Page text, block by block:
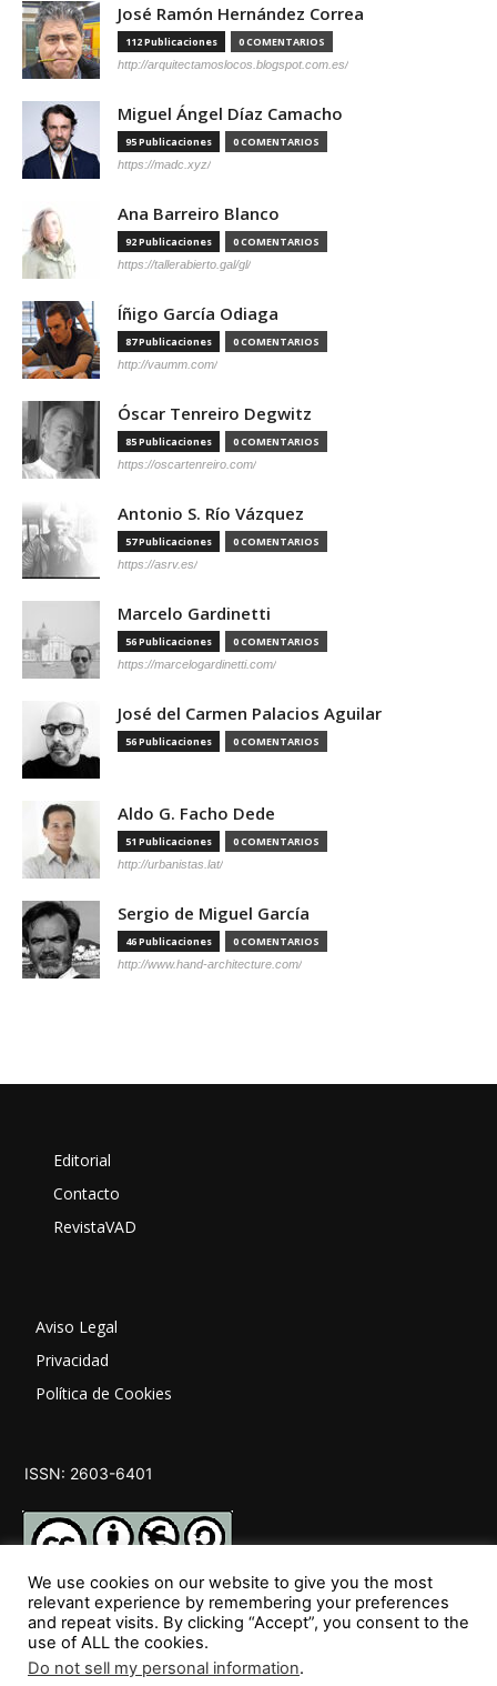
José Ramón Hernández Correa
112 Publicaciones 0 COMENTARIOS
http://arquitectamoslocos.blogspot.com.es/
Miguel Ángel Díaz Camacho
95 Publicaciones 0 COMENTARIOS
https://madc.xyz/
Ana Barreiro Blanco
92 Publicaciones 0 COMENTARIOS
https://tallerabierto.gal/gl/
Íñigo García Odiaga
87 Publicaciones 0 COMENTARIOS
http://vaumm.com/
Óscar Tenreiro Degwitz
85 Publicaciones 0 COMENTARIOS
https://oscartenreiro.com/
Antonio S. Río Vázquez
57 Publicaciones 0 COMENTARIOS
https://asrv.es/
Marcelo Gardinetti
56 Publicaciones 0 COMENTARIOS
https://marcelogardinetti.com/
José del Carmen Palacios Aguilar
56 Publicaciones 0 COMENTARIOS
Aldo G. Facho Dede
51 Publicaciones 0 COMENTARIOS
http://urbanistas.lat/
Sergio de Miguel García
46 Publicaciones 0 COMENTARIOS
http://www.hand-architecture.com/
Editorial
Contacto
RevistaVAD
Aviso Legal
Privacidad
Política de Cookies
ISSN: 2603-6401
SÍGUENOS
We use cookies on our website to give you the most
relevant experience by remembering your preferences
and repeat visits. By clicking “Accept”, you consent to the
use of ALL the cookies.
Do not sell my personal information.